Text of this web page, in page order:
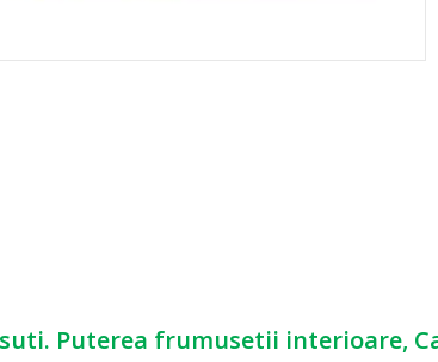
Puterea frumusetii interioare,